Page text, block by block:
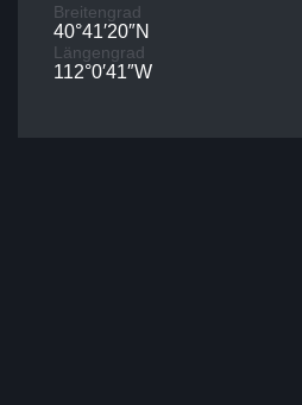
Breitengrad
40°41′20″N
Längengrad
112°0′41″W